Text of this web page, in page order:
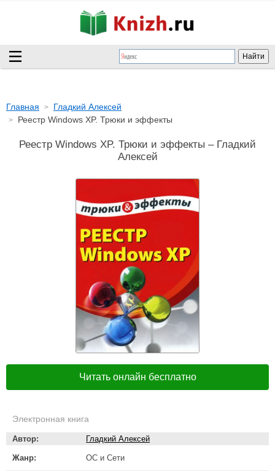
Главная
Гладкий Алексей
Реестр Windows XP. Трюки и эффекты
Реестр Windows XP. Трюки и эффекты – Гладкий
Алексей
Читать онлайн бесплатно
Электронная книга
Автор: Гладкий Алексей
Жанр: ОС и Сети